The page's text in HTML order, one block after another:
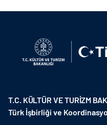
T.C. KÜLTÜR VE TURİZM
Türk İşbirliği ve